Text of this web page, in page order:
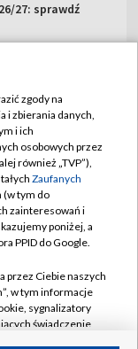
27: sprawdź
zgody na
i zbierania danych,
i ich
osobowych przez
również „TVP”),
Zaufanych
(w tym do
zainteresowań i
poniżej, a
PPID do Google.
przez Ciebie naszych
w tym informacje
sygnalizatory
świadczenie